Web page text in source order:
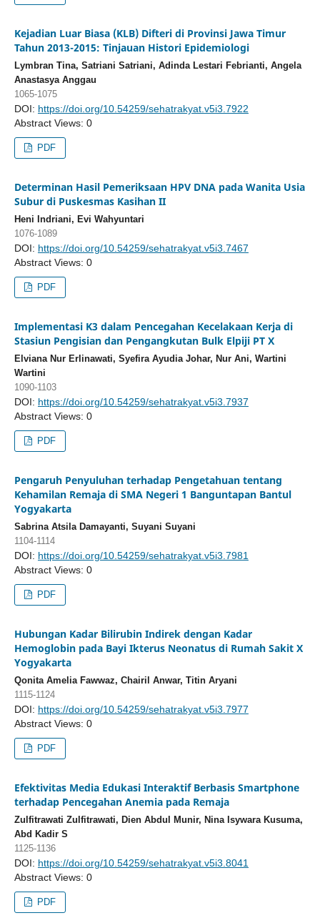
Kejadian Luar Biasa (KLB) Difteri di Provinsi Jawa Timur
Tahun 2013-2015: Tinjauan Histori Epidemiologi
Lymbran Tina, Satriani Satriani, Adinda Lestari Febrianti, Angela
Anastasya Anggau
1065-1075
DOI: https://doi.org/10.54259/sehatrakyat.v5i3.7922
Abstract Views: 0
PDF
Determinan Hasil Pemeriksaan HPV DNA pada Wanita Usia
Subur di Puskesmas Kasihan II
Heni Indriani, Evi Wahyuntari
1076-1089
DOI: https://doi.org/10.54259/sehatrakyat.v5i3.7467
Abstract Views: 0
PDF
Implementasi K3 dalam Pencegahan Kecelakaan Kerja di
Stasiun Pengisian dan Pengangkutan Bulk Elpiji PT X
Elviana Nur Erlinawati, Syefira Ayudia Johar, Nur Ani, Wartini
Wartini
1090-1103
DOI: https://doi.org/10.54259/sehatrakyat.v5i3.7937
Abstract Views: 0
PDF
Pengaruh Penyuluhan terhadap Pengetahuan tentang
Kehamilan Remaja di SMA Negeri 1 Banguntapan Bantul
Yogyakarta
Sabrina Atsila Damayanti, Suyani Suyani
1104-1114
DOI: https://doi.org/10.54259/sehatrakyat.v5i3.7981
Abstract Views: 0
PDF
Hubungan Kadar Bilirubin Indirek dengan Kadar
Hemoglobin pada Bayi Ikterus Neonatus di Rumah Sakit X
Yogyakarta
Qonita Amelia Fawwaz, Chairil Anwar, Titin Aryani
1115-1124
DOI: https://doi.org/10.54259/sehatrakyat.v5i3.7977
Abstract Views: 0
PDF
Efektivitas Media Edukasi Interaktif Berbasis Smartphone
terhadap Pencegahan Anemia pada Remaja
Zulfitrawati Zulfitrawati, Dien Abdul Munir, Nina Isywara Kusuma,
Abd Kadir S
1125-1136
DOI: https://doi.org/10.54259/sehatrakyat.v5i3.8041
Abstract Views: 0
PDF